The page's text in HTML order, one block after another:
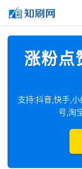
涨粉点
支持:抖音,快手,
号,淘